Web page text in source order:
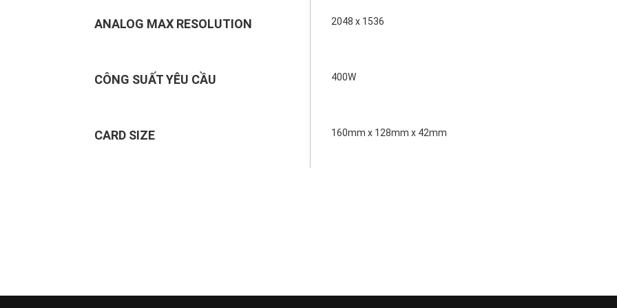
ANALOG MAX RESOLUTION 2048 x 1536
CÔNG SUẤT YÊU CẦU 400W
CARD SIZE 160mm x 128mm x 42mm